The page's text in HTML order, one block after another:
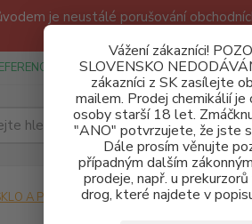
je neustálé porušování
Vážení zákazníci!
SLOVENSKO
zákazníci z SK zasílejte
mailem. Prodej chemikálií je
osoby starší 18 let.
"ANO" potvrzujete, že jste
Dále prosím věnujte
případným dalším
prodeje, např. u prekurzorů
drog, které najdete v
SPONZUREJEME OBCHODNÍ
A POMŮCKY Laboratorní pomůcky